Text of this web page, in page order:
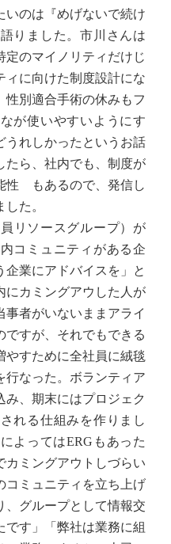
のは『めげないで続け
りました。市川さんは
定のマイノリティだけじ
ィに向けた制度設計にな
性別適合手術の休みもフ
が使いやすいようにす
うれしかったというお話
たら、社内でも、制度が
性 もあるので、発信し
た。
リソースグループ）が
コミュニティがある企
業にアドバイスを」と
にカミングアウした人が
事者がいないままアライ
ですが、それでもできる
やすために全社員に絨毯
行なった。ボランティア
み、期末にはプロジェク
れる仕組みを作りまし
よってはERGもあった
カミングアウトしづらい
コミュニティを立ち上げ
、グループとして情報交
す」「弊社は業務に組